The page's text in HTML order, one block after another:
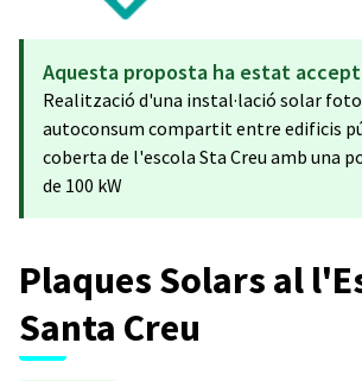
Aquesta proposta ha estat
Realització d'una instal·lació solar
autoconsum compartit entre edificis
coberta de l'escola Sta Creu amb una
de 100 kW
Plaques Solars al
Santa Creu